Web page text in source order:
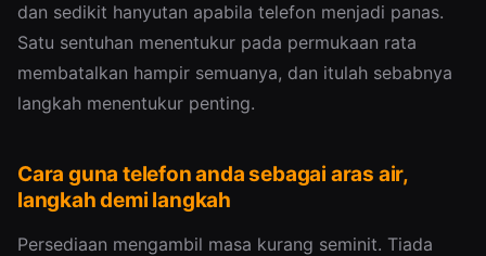
dan sedikit hanyutan apabila telefon menjadi panas.
Satu sentuhan menentukur pada permukaan rata
membatalkan hampir semuanya, dan itulah sebabnya
langkah menentukur penting.
Cara guna telefon anda sebagai aras air,
langkah demi langkah
Persediaan mengambil masa kurang seminit. Tiada